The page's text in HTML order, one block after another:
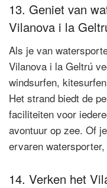
13. Geniet van
Vilanova i la
Als je van
Vilanova i la Geltrú
windsurfen,
Het strand biedt de
faciliteiten voor
avontuur op zee. Of
ervaren
14. Verken het